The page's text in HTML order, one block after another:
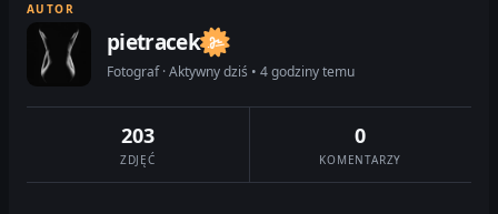
AUTOR
pietracek
Fotograf · Aktywny dziś • 4 godziny temu
203
ZDJĘĆ
0
KOMENTARZY